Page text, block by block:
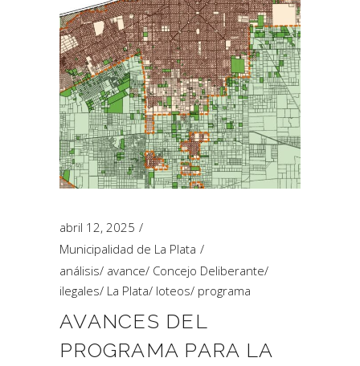
abril 12, 2025
Municipalidad de La Plata
análisis/ avance/ Concejo Deliberante/
ilegales/ La Plata/ loteos/ programa
AVANCES DEL
PROGRAMA PARA LA